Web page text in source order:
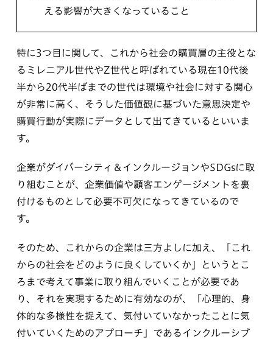
える影響が大きくなっていること
特に3つ目に関して、これから社会の購買層の主役とな
るミレニアル世代やZ世代と呼ばれている現在10代後
半から20代半ばまでの世代は環境や社会に対する関心
が非常に高く、そうした価値観に基づいた意思決定や
購買行動が実際にデータとして出てきているといいま
す。
企業がダイバーシティ＆インクルージョンやSDGsに取
り組むことが、企業価値や顧客エンゲージメントを裏
付けるものとして必要不可欠になってきているので
す。
そのため、これからの企業は三方よしに加え、「これ
からの社会をどのように良くしていくか」というとこ
ろまで考えて事業に取り組んでいくことが必要であ
り、それを実現するために有効なのが、「心理的、身
体的な多様性を捉えて、気付いていなかったことに気
付いていくためのアプローチ」であるインクルーシブ